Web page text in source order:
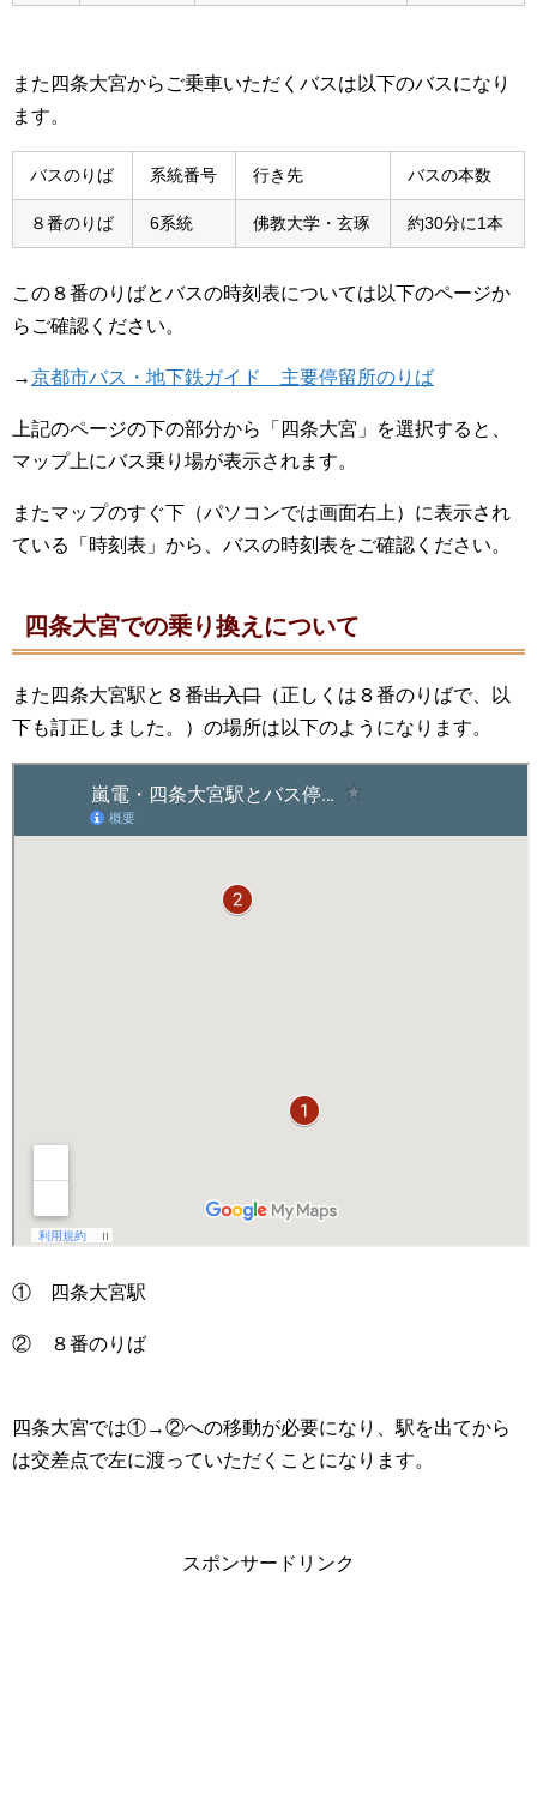
また四条大宮からご乗車いただくバスは以下のバスになり
ます。
バスのりば 系統番号 行き先 バスの本数
８番のりば 6系統 佛教大学・玄琢 約30分に1本
この８番のりばとバスの時刻表については以下のページか
らご確認ください。
→京都市バス・地下鉄ガイド 主要停留所のりば
上記のページの下の部分から「四条大宮」を選択すると、
マップ上にバス乗り場が表示されます。
またマップのすぐ下（パソコンでは画面右上）に表示され
ている「時刻表」から、バスの時刻表をご確認ください。
四条大宮での乗り換えについて
また四条大宮駅と８番出入口 （正しくは８番のりばで、以
下も訂正しました。）の場所は以下のようになります。
① 四条大宮駅
② ８番のりば
四条大宮では①→②への移動が必要になり、駅を出てから
は交差点で左に渡っていただくことになります。
スポンサードリンク